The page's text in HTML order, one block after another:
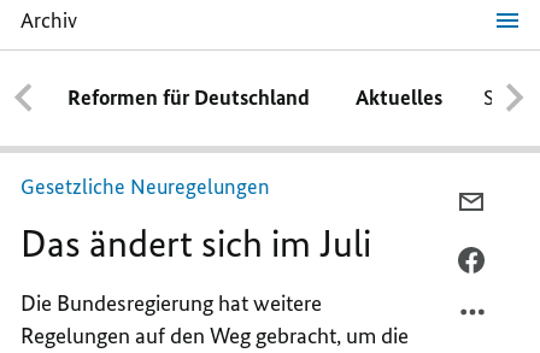
Archiv
Das
ändert
sich
im
Juli
Reformen für Deutschland Aktuelles
Gesetzliche Neuregelungen
Das ändert sich im Juli
Die Bundesregierung hat weitere
Regelungen auf den Weg gebracht, um die